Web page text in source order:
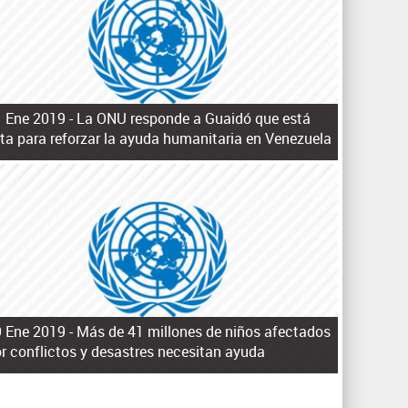
Ene 2019 - La ONU responde a Guaidó que está
para reforzar la ayuda humanitaria en Venezuela
Ene 2019 - Más de 41 millones de niños afectados
conflictos y desastres necesitan ayuda